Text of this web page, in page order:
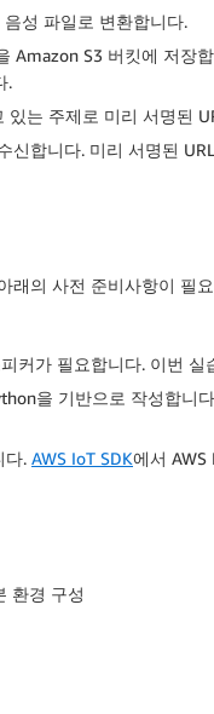
성 파일로 변환합니다.
Amazon S3 버킷에 저장
.
있는 주제로 미리 서명된
신합니다. 미리 서명된
래의 사전 준비사항이 필
커가 필요합니다. 이번 실
을 기반으로 작성합니
다. AWS IoT SDK에서 AWS
환경 구성